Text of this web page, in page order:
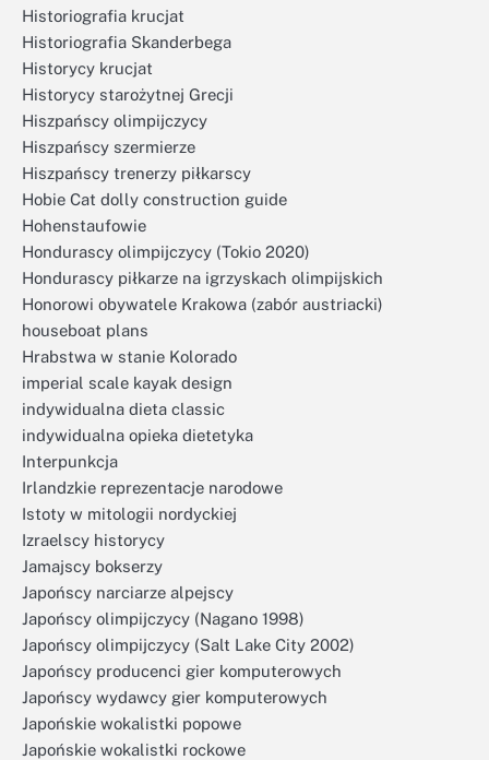
Historiografia krucjat
Historiografia Skanderbega
Historycy krucjat
Historycy starożytnej Grecji
Hiszpańscy olimpijczycy
Hiszpańscy szermierze
Hiszpańscy trenerzy piłkarscy
Hobie Cat dolly construction guide
Hohenstaufowie
Hondurascy olimpijczycy (Tokio 2020)
Hondurascy piłkarze na igrzyskach olimpijskich
Honorowi obywatele Krakowa (zabór austriacki)
houseboat plans
Hrabstwa w stanie Kolorado
imperial scale kayak design
indywidualna dieta classic
indywidualna opieka dietetyka
Interpunkcja
Irlandzkie reprezentacje narodowe
Istoty w mitologii nordyckiej
Izraelscy historycy
Jamajscy bokserzy
Japońscy narciarze alpejscy
Japońscy olimpijczycy (Nagano 1998)
Japońscy olimpijczycy (Salt Lake City 2002)
Japońscy producenci gier komputerowych
Japońscy wydawcy gier komputerowych
Japońskie wokalistki popowe
Japońskie wokalistki rockowe